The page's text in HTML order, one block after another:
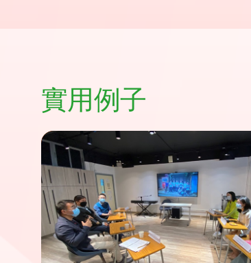
實用例子